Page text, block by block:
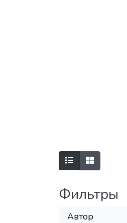
Фильтры
Автор